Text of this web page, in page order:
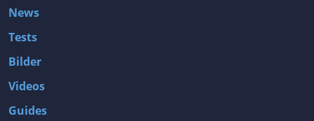
News
Tests
Bilder
Videos
Guides